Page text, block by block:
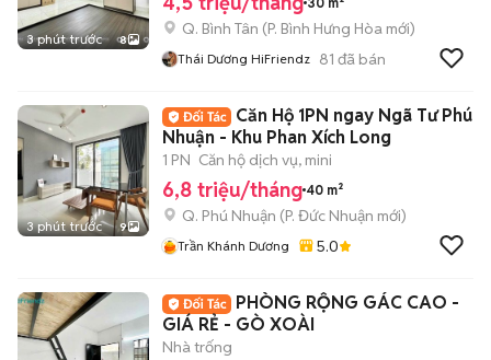
3 phút trước 8
Q. Bình Tân (P. Bình Hưng Hòa mới)
Thái Dương HiFriendz 81 đã bán
3 phút trước 9
Căn Hộ 1PN ngay Ngã Tư Phú
Nhuận - Khu Phan Xích Long
1 PN Căn hộ dịch vụ, mini
6,8 triệu/tháng 40 m²
Q. Phú Nhuận (P. Đức Nhuận mới)
Trần Khánh Dương 5.0
PHÒNG RỘNG GÁC CAO -
GIÁ RẺ - GÒ XOÀI
Nhà trống